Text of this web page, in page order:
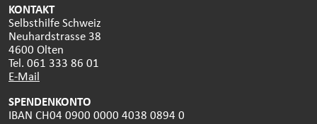
KONTAKT
Selbsthilfe Schweiz
Neuhardstrasse 38
4600 Olten
Tel. 061 333 86 01
E-Mail
SPENDENKONTO
IBAN CH04 0900 0000 4038 0894 0